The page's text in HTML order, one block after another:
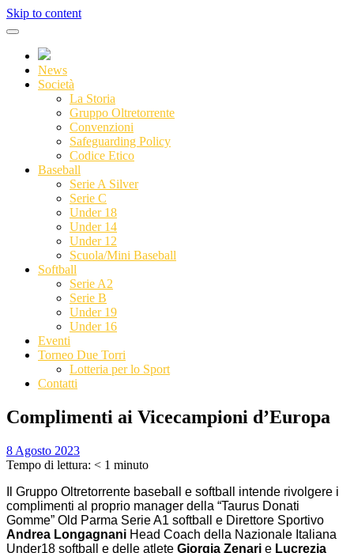
Skip to content
News
Società
La Storia
Gruppo Oltretorrente
Convenzioni
Safeguarding Policy
Codice Etico
Baseball
Serie A Silver
Serie C
Under 18
Under 14
Under 12
Scuola/Mini Baseball
Softball
Serie A2
Serie B
Under 19
Under 16
Eventi
Torneo Due Torri
Lotteria per lo Sport
Contatti
Complimenti ai Vicecampioni d’Europa
8 Agosto 2023
Tempo di lettura: < 1 minuto
Il Gruppo Oltretorrente baseball e softball intende rivolgere i
complimenti al proprio manager della “Taurus Donati
Gomme” Old Parma Serie A1 softball e Direttore Sportivo
Andrea Longagnani Head Coach della Nazionale Italiana
Under18 softball e delle atlete Giorgia Zenari e Lucrezia